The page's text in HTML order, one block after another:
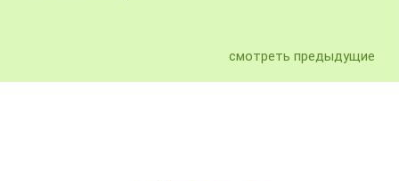
смотреть предыдущие